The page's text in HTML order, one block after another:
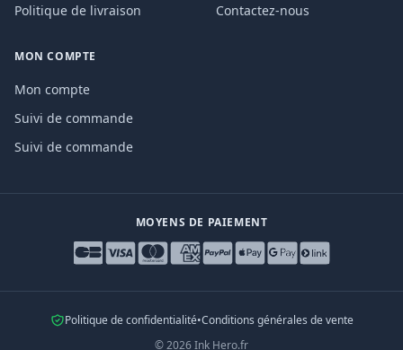
Politique de livraison
Contactez-nous
MON COMPTE
Mon compte
Suivi de commande
Suivi de commande
MOYENS DE PAIEMENT
Politique de confidentialité•Conditions générales de vente
©2026Ink Hero.fr